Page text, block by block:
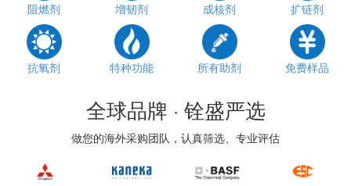
阻燃剂 增韧剂 成核剂 扩链剂
抗氧剂 特种功能 所有助剂 免费样品
全球品牌 · 铨盛严选
做您的海外采购团队，认真筛选、专业评估